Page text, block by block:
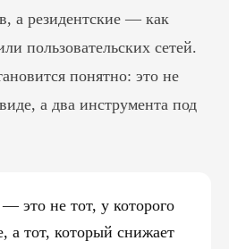
а резидентские — как
пользовательских сетей.
понятно: это не
а два инструмента под
это не тот, у которого
а тот, который снижает